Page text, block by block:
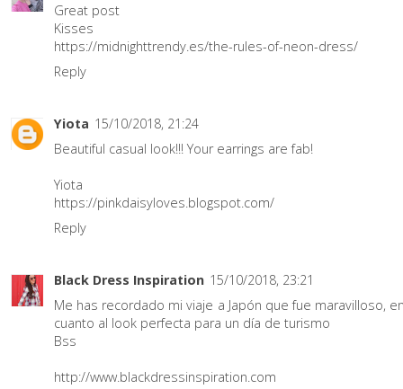
Great post
Kisses
https://midnighttrendy.es/the-rules-of-neon-dress/
Reply
Yiota 15/10/2018, 21:24
Beautiful casual look!!! Your earrings are fab!
Yiota
https://pinkdaisyloves.blogspot.com/
Reply
Black Dress Inspiration 15/10/2018, 23:21
Me has recordado mi viaje a Japón que fue maravilloso,
cuanto al look perfecta para un día de turismo
Bss
http://www.blackdressinspiration.com